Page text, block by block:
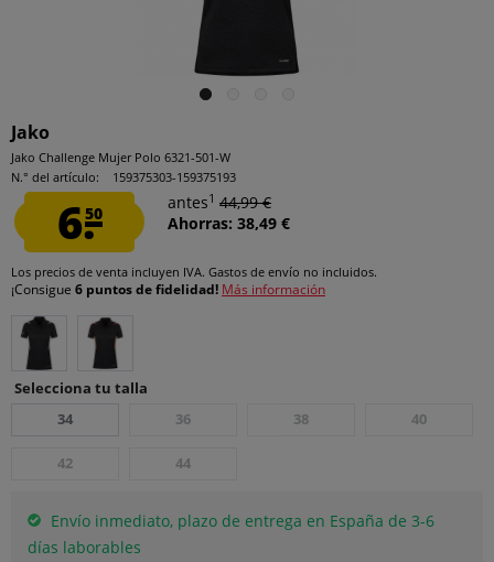
Jako
Jako Challenge Mujer Polo 6321-501-W
N.° del artículo:
159375303-159375193
6.50
antes1 44,99 €
Ahorras: 38,49 €
Los precios de venta incluyen IVA. Gastos de envío no incluidos.
¡Consigue 6 puntos de fidelidad! Más información
Selecciona tu talla
34
36 38 40
42 44
Envío inmediato, plazo de entrega en España de 3-6
días laborables